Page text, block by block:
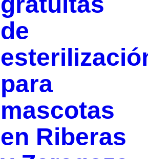
de
para
mascotas
en Riberas